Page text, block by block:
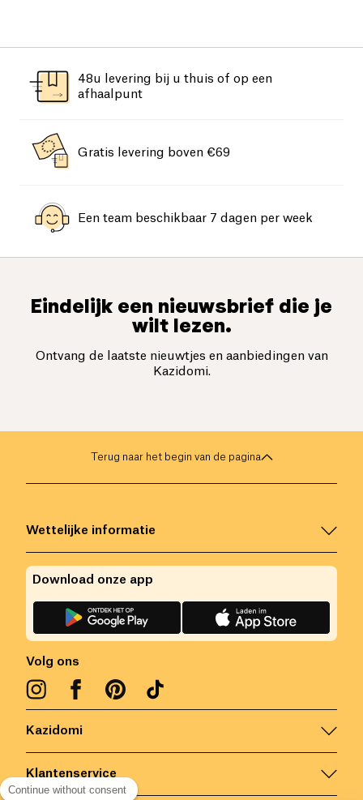
48u levering bij u thuis of op een
afhaalpunt
Gratis levering boven €69
Een team beschikbaar 7 dagen per week
Eindelijk een nieuwsbrief die je
wilt lezen.
Ontvang de laatste nieuwtjes en aanbiedingen van
Kazidomi.
Terug naar het begin van de pagina
Kazidomi
Klantenservice
Wettelijke informatie
Volg ons
Download onze app
Continue without consent